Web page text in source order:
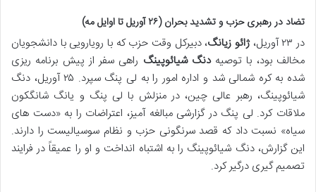
تضاد در رهبری حزب و تشدید بحران (۲۶ آوریل تا اوایل مه)
در ۲۳ آوریل، ژائو زیانگ، دبیرکل وقت حزب که با رویارویی با دانشجویان
مخالف بود، با توصیهدنگ شیائوپینگ راهی سفر از پیش برنامه ریزی
شده به کره شمالی شد و اداره امور را به لی پنگ سپرد. ۲۵ آوریل، دنگ
شیائوپینگ، رهبر عالی چین، در منزلش با لی پنگ و یانگ شانگکون
ملاقات کرد. لی پنگ در گزارشی مبالغه آمیز، اعتراضات را به «دست های
سیاه» نسبت داد که قصد سرنگونی حزب و نظام سوسیالیست را دارند.
این گزارش، دنگ شیائوپینگ را به اشتباه انداخت و او را عمیقاً در فرایند
تصمیم گیری درگیر کرد.